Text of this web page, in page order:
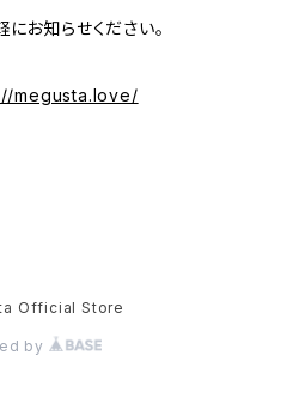
お知らせください。
megusta.love/
Official Store
by